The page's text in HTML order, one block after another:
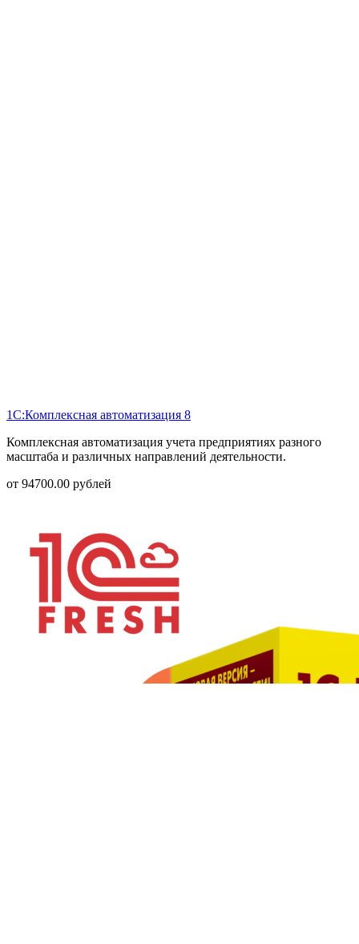
1С:Комплексная автоматизация 8
Комплексная автоматизация учета предприятиях разного
масштаба и различных направлений деятельности.
от 94700.00 рублей